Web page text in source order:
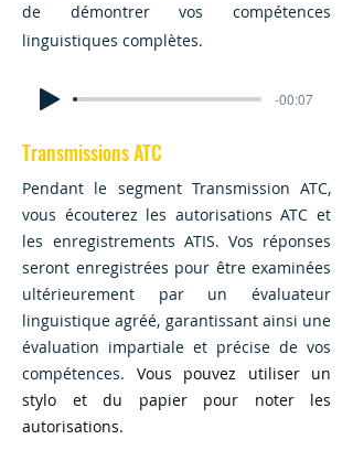
de démontrer vos compétences
linguistiques complètes.
-00:07
Transmissions ATC
Pendant le segment Transmission ATC,
vous écouterez les autorisations ATC et
les enregistrements ATIS. Vos réponses
seront enregistrées pour être examinées
ultérieurement par un évaluateur
linguistique agréé, garantissant ainsi une
évaluation impartiale et précise de vos
compétences.
Vous pouvez utiliser un
stylo et du papier pour noter les
autorisations.